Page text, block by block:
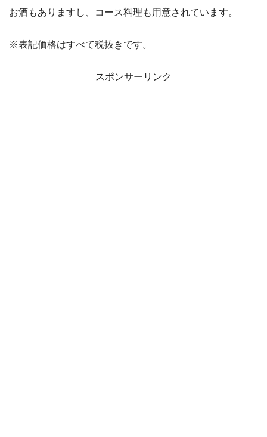
お酒もありますし、コース料理も用意されています。
※表記価格はすべて税抜きです。
スポンサーリンク